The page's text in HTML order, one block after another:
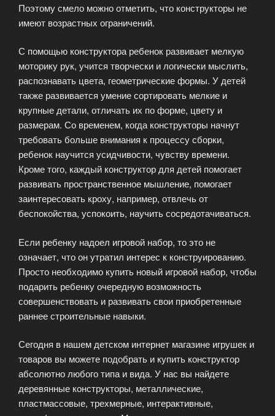
Поэтому смело можно отметить, что конструкторы не
имеют возрастных ограничений.
С помощью конструктора ребенок развивает мелкую
моторику рук, учится творчески и логически мыслить,
распознавать цвета, геометрические формы. У детей
также развивается умение сортировать мелкие и
крупные детали, отличать их по форме, цвету и
размерам. Со временем, когда конструкторы начнут
требовать больше внимания к процессу сборки,
ребенок научится усидчивости, чувству времени.
Кроме того, каждый конструктор для детей помогает
развивать пространственное мышление, помогает
заинтересовать кроху, например, отвлечь от
беспокойства, успокоить, научить сосредотачиваться.
Если ребенку надоел игровой набор, то это не
означает, что он утратил интерес к конструированию.
Просто необходимо купить новый игровой набор, чтобы
подарить ребенку очередную возможность
совершенствовать и развивать свои приобретенные
раннее строительные навыки.
Сегодня в нашем детском интернет магазине игрушек и
товаров вы можете подобрать и купить конструктор
абсолютно любого типа и вида. У нас вы найдете
деревянные конструкторы, металлические,
пластмассовые, трехмерные, интерактивные,